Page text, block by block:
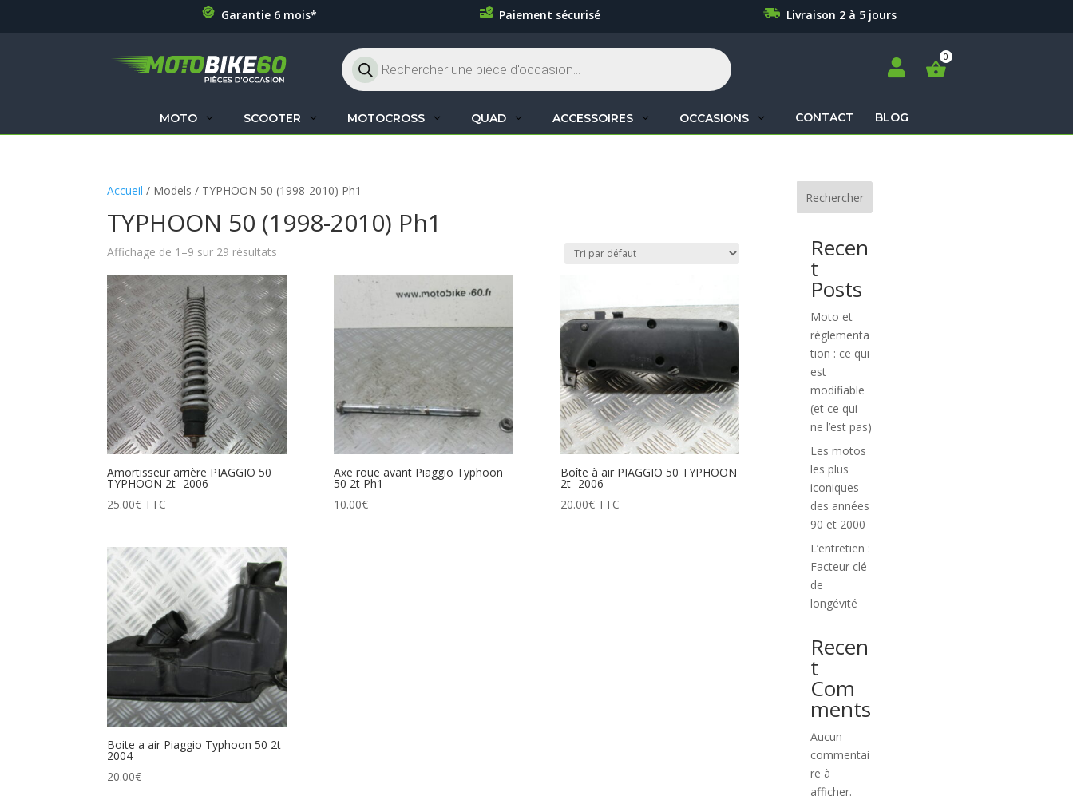
Garantie 6 mois* Paiement sécurisé Livraison 2 à 5 jours
Recherche
de
produits

MOTO SCOOTER MOTOCROSS QUAD ACCESSOIRES OCCASIONS CONTACT BLOG
produits
Accueil / Models / TYPHOON 50 (1998-2010) Ph1
TYPHOON 50 (1998-2010) Ph1
Affichage de 1–9 sur 29 résultats
Amortisseur arrière PIAGGIO 50
TYPHOON 2t -2006-
25.00€ TTC
Axe roue avant Piaggio Typhoon
50 2t Ph1
10.00€
Boîte à air PIAGGIO 50 TYPHOON
2t -2006-
20.00€ TTC
Boite a air Piaggio Typhoon 50 2t
2004
20.00€
Rechercher
Recen
t
Posts
Moto et
réglementa
tion : ce qui
est
modifiable
(et ce qui
ne l’est pas)
Les motos
les plus
iconiques
des années
90 et 2000
L’entretien :
Facteur clé
de
longévité
Recen
t
Com
ments
Aucun
commentai
re à
afficher.